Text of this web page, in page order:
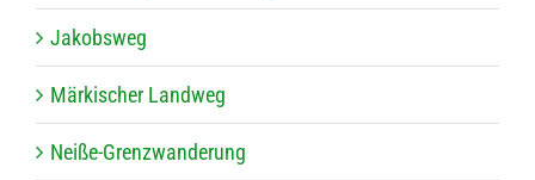
Jakobs­weg
Mär­ki­scher Landweg
Neiße-Grenz­wan­de­rung